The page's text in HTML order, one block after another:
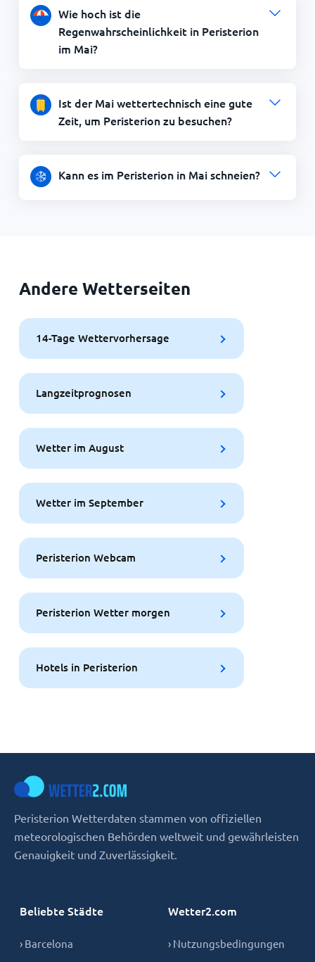
Wie hoch ist die
Regenwahrscheinlichkeit in Peristerion
im Mai?
Ist der Mai wettertechnisch eine gute
Zeit, um Peristerion zu besuchen?
Kann es im Peristerion in Mai schneien?
Andere Wetterseiten
14-Tage Wettervorhersage
Langzeitprognosen
Wetter im August
Wetter im September
Peristerion Webcam
Peristerion Wetter morgen
Hotels in Peristerion
Peristerion Wetterdaten stammen von offiziellen
meteorologischen Behörden weltweit und gewährleisten
Genauigkeit und Zuverlässigkeit.
Beliebte Städte
› Barcelona
Wetter2.com
› Nutzungsbedingungen